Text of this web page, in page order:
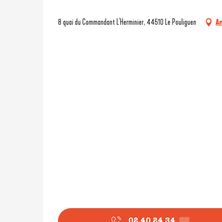
8 quai du Commandant L'Herminier, 44510 Le Pouliguen